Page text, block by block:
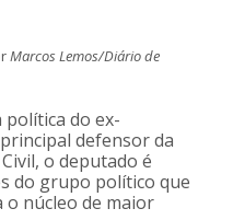
Marcos Lemos/Diário de
do ex-
defensor da
o deputado é
do grupo político que
o núcleo de maior